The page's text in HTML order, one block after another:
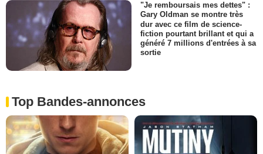
"Je remboursais mes dettes" :
Gary Oldman se montre très
dur avec ce film de science-
fiction pourtant brillant et qui a
généré 7 millions d'entrées à sa
sortie
Top Bandes-annonces